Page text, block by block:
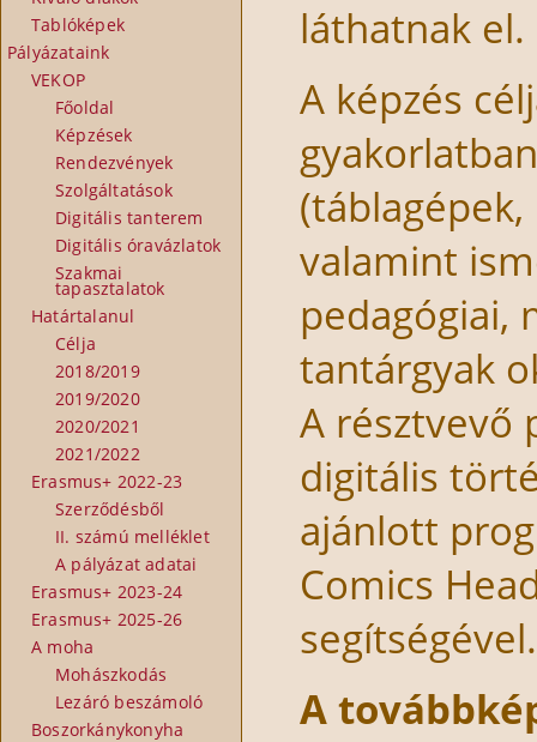
Tablóképek
Pályázataink
VEKOP
Főoldal
Képzések
Rendezvények
Szolgáltatások
Digitális tanterem
Digitális óravázlatok
Szakmai
tapasztalatok
Határtalanul
Célja
2018/2019
2019/2020
2020/2021
2021/2022
Erasmus+ 2022-23
Szerződésből
II. számú melléklet
A pályázat adatai
Erasmus+ 2023-24
Erasmus+ 2025-26
A moha
Mohászkodás
Lezáró beszámoló
Boszorkánykonyha
láthatnak el.
A képzés
valamint
pedagógiai,
tantárgyak
A résztvevő
digitális
ajánlott
Comics
segítségével.
A